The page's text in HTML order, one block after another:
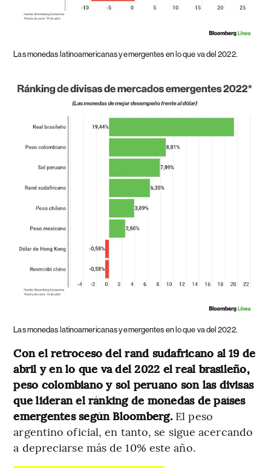
Las monedas latinoamericanas y emergentes en lo que va del 2022.
Las monedas latinoamericanas y emergentes en lo que va del 2022.
Con el retroceso del rand sudafricano al 19 de
abril y en lo que va del 2022 el real brasileño,
peso colombiano y sol peruano son las divisas
que lideran el ránking de monedas de países
emergentes según Bloomberg. El peso
argentino oficial, en tanto, se sigue acercando
a depreciarse más de 10% este año.